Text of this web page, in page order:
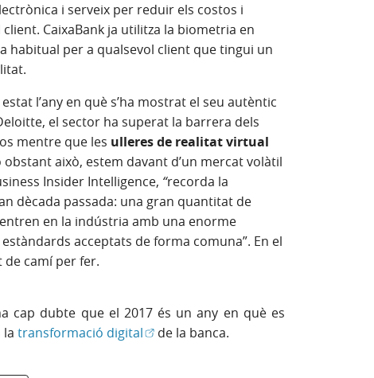
i serveix per reduir els costos i
CaixaBank ja utilitza la biometria en
habitual per a qualsevol client que tingui un
l’any en què s’ha mostrat el seu autèntic
el sector ha superat la barrera dels
mentre que les ulleres de realitat virtual
obstant això, estem davant d’un mercat volàtil
Insider Intelligence, “recorda la
dècada passada: una gran quantitat de
en la indústria amb una enorme
acceptats de forma comuna”. En el
camí per fer.
cap dubte que el 2017 és un any en què es
la transformació digital(Obre en finestra nova)
de la banca.